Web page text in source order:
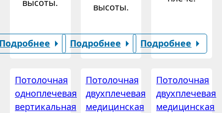
высоты. высоты.
Подробнее Подробнее
Потолочная
одноплечевая
вертикальная
Потолочная
двухплечевая
медицинская
Потолочная
двухплечевая
медицинская